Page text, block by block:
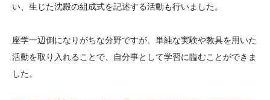
い、生じた沈殿の組成式を記述する活動も行いました。
座学一辺倒になりがちな分野ですが、単純な実験や教具を用いた
活動を取り入れることで、自分事として学習に臨むことができま
した。